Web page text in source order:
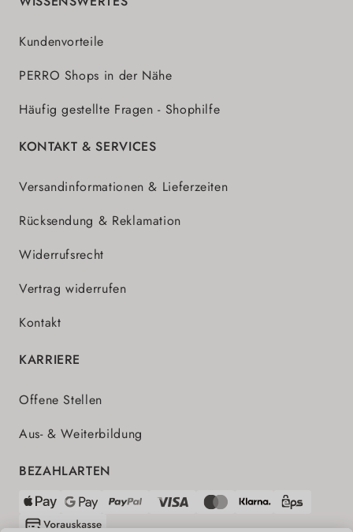
Kundenvorteile
PERRO Shops in der Nähe
Häufig gestellte Fragen - Shophilfe
KONTAKT & SERVICES
Versandinformationen & Lieferzeiten
Rücksendung & Reklamation
Widerrufsrecht
Vertrag widerrufen
Kontakt
KARRIERE
Offene Stellen
Aus- & Weiterbildung
BEZAHLARTEN